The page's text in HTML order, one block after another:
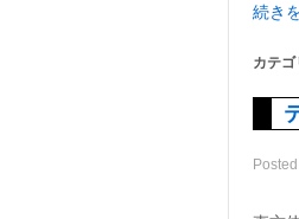
続き
カテゴ